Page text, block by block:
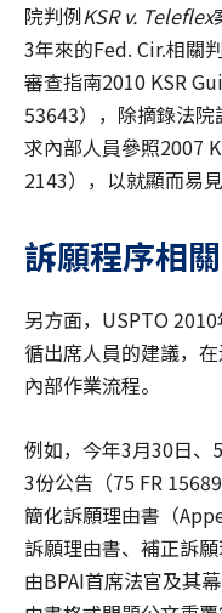
院判例KSR v. Teleflex
3年來的Fed. Cir.相關
審查指南2010 KSR
53643），除摘錄法
求內部人員參照2007
2143），以就顯而易
訴願程序相
另方面，USPTO
循出席人員的建議，
內部作業流程。
例如，今年3月30日、
3份公告（75 FR
簡化訴願理由書（
訴願理由書、補正訴
由BPAI首席法官及其